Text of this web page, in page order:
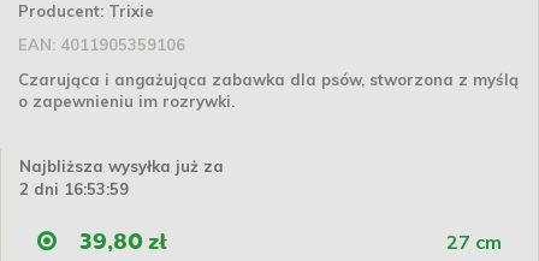
Producent: Trixie
EAN: 4011905359106
Czarująca i angażująca zabawka dla psów, stworzona z myślą
o zapewnieniu im rozrywki.
Najbliższa wysyłka już za
2 dni 16:53:59
39,80 zł 27 cm